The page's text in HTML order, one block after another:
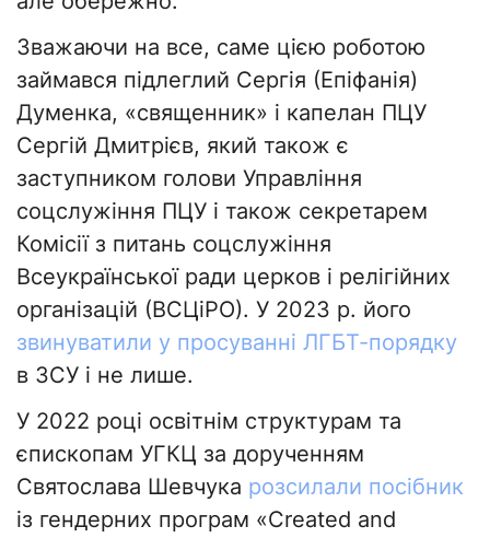
Зважаючи на все, саме цією роботою
займався підлеглий Сергія (Епіфанія)
Думенка, «священник» і капелан ПЦУ
Сергій Дмитрієв, який також є
заступником голови Управління
соцслужіння ПЦУ і також секретарем
Комісії з питань соцслужіння
Всеукраїнської ради церков і релігійних
організацій (ВСЦіРО). У 2023 р. його
звинуватили у просуванні ЛГБТ-порядку
в ЗСУ і не лише.
У 2022 році освітнім структурам та
єпископам УГКЦ за дорученням
Святослава Шевчука розсилали посібник
із гендерних програм «Created and